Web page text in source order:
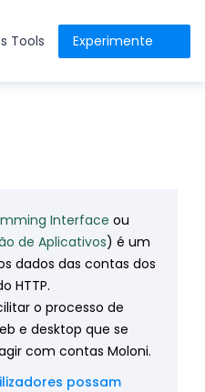
Experimente
Interface ou
de Aplicativos) é um
dados das contas dos
HTTP.
o processo de
e desktop que se
com contas Moloni.
possam